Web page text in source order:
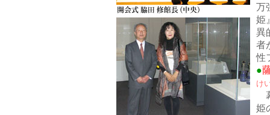
万
姫
異
者
性
●
け
姫